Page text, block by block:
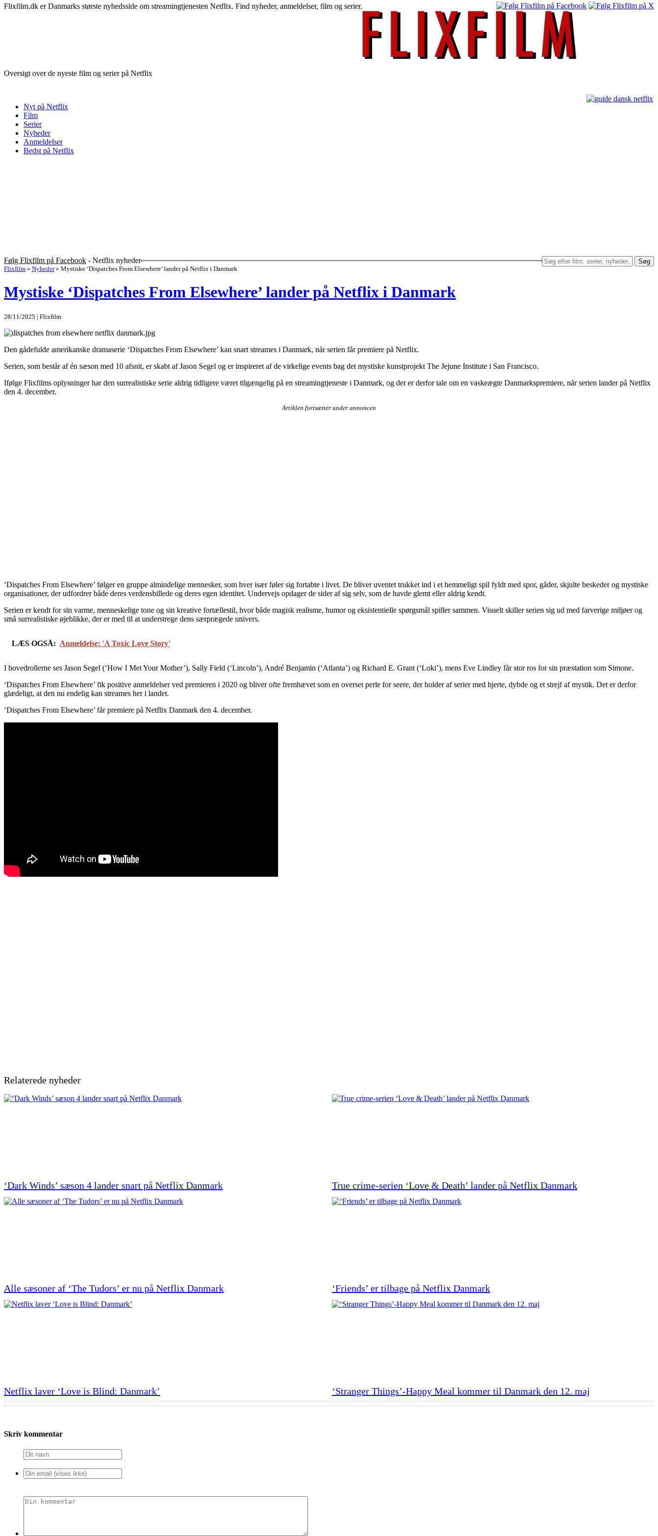
Flixfilm.dk er Danmarks største nyhedsside om streamingtjenesten Netflix. Find nyheder, anmeldelser, film og serier.
Oversigt over de nyeste film og serier på Netflix
Nyt på Netflix
Film
Serier
Nyheder
Anmeldelser
Bedst på Netflix
Følg Flixfilm på Facebook - Netflix nyheder
Søg
Flixfilm » Nyheder » Mystiske ‘Dispatches From Elsewhere’ lander på Netflix i Danmark
Mystiske ‘Dispatches From Elsewhere’ lander på Netflix i Danmark
28/11/2025 | Flixfilm
Den gådefulde amerikanske dramaserie ‘Dispatches From Elsewhere’ kan snart streames i Danmark, når serien får premiere på Netflix.
Serien, som består af én sæson med 10 afsnit, er skabt af Jason Segel og er inspireret af de virkelige events bag det mystiske kunstprojekt The Jejune Institute i San Francisco.
Ifølge Flixfilms oplysninger har den surrealistiske serie aldrig tidligere været tilgængelig på en streamingtjeneste i Danmark, og der er derfor tale om en vaskeægte Danmarkspremiere, når serien lander på Netflix
den 4. december.
Artiklen fortsætter under annoncen
‘Dispatches From Elsewhere’ følger en gruppe almindelige mennesker, som hver især føler sig fortabte i livet. De bliver uventet trukket ind i et hemmeligt spil fyldt med spor, gåder, skjulte beskeder og mystiske
organisationer, der udfordrer både deres verdensbillede og deres egen identitet. Undervejs opdager de sider af sig selv, som de havde glemt eller aldrig kendt.
Serien er kendt for sin varme, menneskelige tone og sin kreative fortællestil, hvor både magisk realisme, humor og eksistentielle spørgsmål spiller sammen. Visuelt skiller serien sig ud med farverige miljøer og
små surrealistiske øjeblikke, der er med til at understrege dens særprægede univers.
LÆS OGSÅ: Anmeldelse: 'A Toxic Love Story'
I hovedrollerne ses Jason Segel (‘How I Met Your Mother’), Sally Field (‘Lincoln’), André Benjamin (‘Atlanta’) og Richard E. Grant (‘Loki’), mens Eve Lindley får stor ros for sin præstation som Simone.
‘Dispatches From Elsewhere’ fik positive anmeldelser ved premieren i 2020 og bliver ofte fremhævet som en overset perle for seere, der holder af serier med hjerte, dybde og et strejf af mystik. Det er derfor
glædeligt, at den nu endelig kan streames her i landet.
‘Dispatches From Elsewhere’ får premiere på Netflix Danmark den 4. december.
Relaterede nyheder
‘Dark Winds’ sæson 4 lander snart på Netflix Danmark True crime-serien ‘Love & Death’ lander på Netflix Danmark
Alle sæsoner af ‘The Tudors’ er nu på Netflix Danmark ‘Friends’ er tilbage på Netflix Danmark
Netflix laver ‘Love is Blind: Danmark’ ‘Stranger Things’-Happy Meal kommer til Danmark den 12. maj
Skriv kommentar